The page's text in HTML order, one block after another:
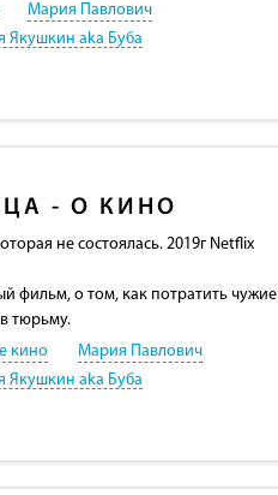
Мария Павлович
Якушкин aka Буба
- О КИНО
не состоялась. 2019г Netflix
фильм, о том, как потратить чужие
тюрьму.
кино
Мария Павлович
Якушкин aka Буба